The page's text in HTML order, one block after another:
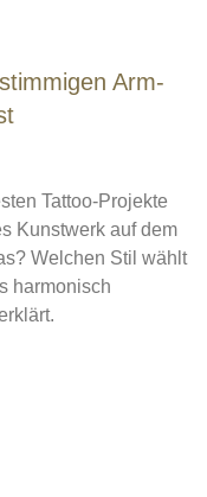
Arm-
Tattoo-Projekte
Kunstwerk auf dem
Welchen Stil wählt
harmonisch